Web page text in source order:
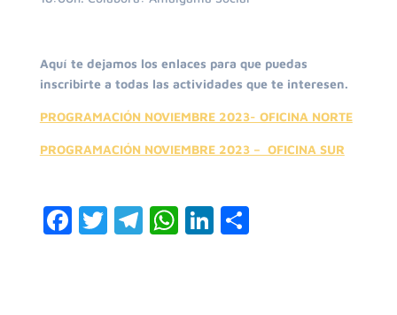
Aquí te dejamos los enlaces para que puedas
inscribirte a todas las actividades que te interesen.
PROGRAMACIÓN NOVIEMBRE 2023- OFICINA NORTE
PROGRAMACIÓN NOVIEMBRE 2023 – OFICINA SUR
F T T W Li C